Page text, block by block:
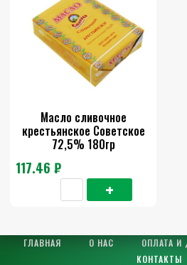
Масло сливочное
крестьянское Советское
72,5% 180гр
117.46 ₽
ГЛАВНАЯ О НАС ОПЛАТА И
КОНТАКТЫ